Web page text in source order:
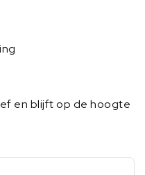
en blijft op de hoogte